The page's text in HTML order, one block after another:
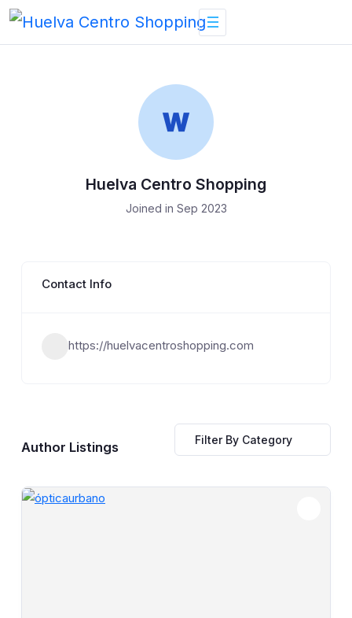
Skip
Huelva Centro Shopping
Joined in Sep 2023
Contact Info
https://huelvacentroshopping.com
Author Listings Filter By Category